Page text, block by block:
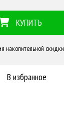
КУПИТЬ
накопительной скидки
В избранное